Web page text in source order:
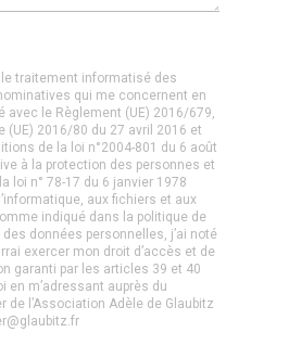
le traitement informatisé des
qui me concernent en
avec le Règlement (UE) 2016/679,
(UE) 2016/80 du 27 avril 2016 et
de la loi n°2004-801 du 6 août
à la protection des personnes et
loi n° 78-17 du 6 janvier 1978
aux fichiers et aux
indiqué dans la politique de
données personnelles, j’ai noté
exercer mon droit d’accès et de
garanti par les articles 39 et 40
en m’adressant auprès du
de l’Association Adèle de Glaubitz